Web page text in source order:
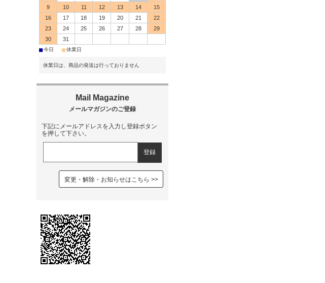
9
10 11 12 13 14
15
16
17 18 19 20 21
22
23
24 25 26 27 28
29
30
31
■今日 ■休業日
休業日は、商品の発送は行っておりません
下記にメールアドレスを入力し登録ボタン
を押して下さい。
変更・解除・お知らせはこちら